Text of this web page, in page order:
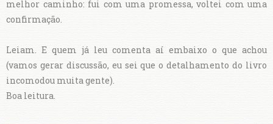
melhor caminho: fui com uma promessa, voltei com uma
confirmação.
Leiam. E quem já leu comenta aí embaixo o que achou
(vamos gerar discussão, eu sei que o detalhamento do livro
incomodou muita gente).
Boa leitura.